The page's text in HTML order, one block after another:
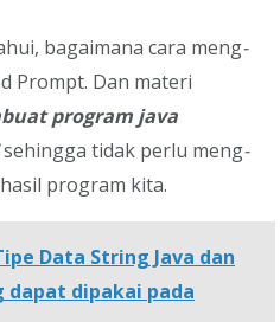
bagaimana cara meng-
Prompt. Dan materi
program java
sehingga tidak perlu meng-
program kita.
Data String Java dan
dapat dipakai pada